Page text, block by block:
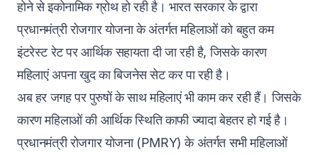
होने से इकोनामिक ग्रोथ हो रही है। भारत सरकार के द्वारा
प्रधानमंत्री रोजगार योजना के अंतर्गत महिलाओं को बहुत कम
इंटरेस्ट रेट पर आर्थिक सहायता दी जा रही है, जिसके कारण
महिलाएं अपना खुद का बिजनेस सेट कर पा रही है।
अब हर जगह पर पुरुषों के साथ महिलाएं भी काम कर रही हैं। जिसके
कारण महिलाओं की आर्थिक स्थिति काफी ज्यादा बेहतर हो गई है।
प्रधानमंत्री रोजगार योजना (PMRY) के अंतर्गत सभी महिलाओं